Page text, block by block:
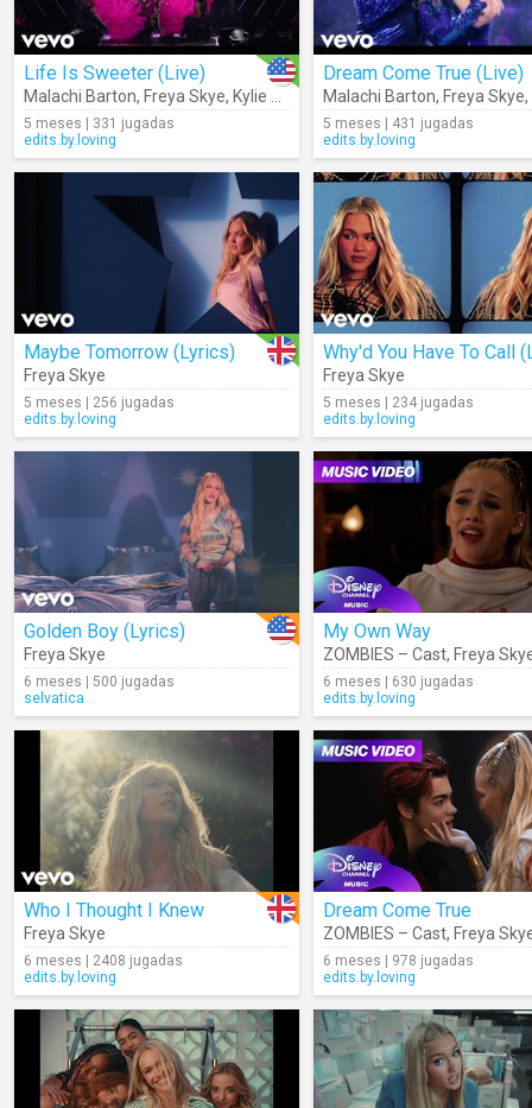
Life Is Sweeter (Live)
Malachi Barton, Freya Skye, Kylie Cantrall ,Malia Baker,Dara Reneé,
5 meses | 331 jugadas
edits.by.loving
Dream Come True (Live)
Malachi Barton, Freya Skye,
5 meses | 431 jugadas
edits.by.loving
Maybe Tomorrow (Lyrics)
Freya Skye
5 meses | 256 jugadas
edits.by.loving
Freya Skye
5 meses | 234 jugadas
edits.by.loving
Golden Boy (Lyrics)
Freya Skye
6 meses | 500 jugadas
selvatica
My Own Way
ZOMBIES – Cast, Freya
6 meses | 630 jugadas
edits.by.loving
Who I Thought I Knew
Freya Skye
6 meses | 2408 jugadas
edits.by.loving
Dream Come True
ZOMBIES – Cast, Freya
6 meses | 978 jugadas
edits.by.loving